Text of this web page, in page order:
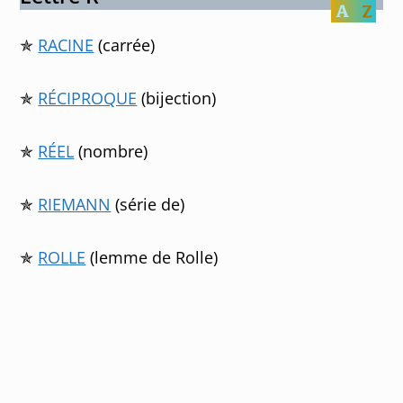
✯ RACINE (carrée)
✯ RÉCIPROQUE (bijection)
✯ RÉEL (nombre)
✯ RIEMANN (série de)
✯ ROLLE (lemme de Rolle)